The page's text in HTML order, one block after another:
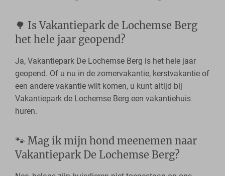
🌳 Is Vakantiepark de Lochemse Berg
het hele jaar geopend?
Ja, Vakantiepark De Lochemse Berg is het hele jaar
geopend. Of u nu in de zomervakantie, kerstvakantie of
een andere vakantie wilt komen, u kunt altijd bij
Vakantiepark de Lochemse Berg een vakantiehuis
huren.
🐾 Mag ik mijn hond meenemen naar
Vakantiepark De Lochemse Berg?